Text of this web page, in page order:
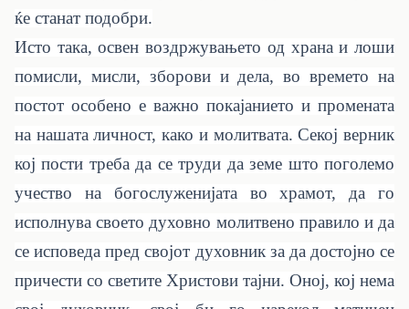
ќе станат подобри.
Исто така, освен воздржувањето од храна и лоши
помисли, мисли, зборови и дела, во времето на
постот особено е важно покајанието и промената
на нашата личност, како и молитвата. Секој верник
кој пости треба да се труди да земе што поголемо
учество на богослуженијата во храмот, да го
исполнува своето духовно молитвено правило и да
се исповеда пред својот духовник за да достојно се
причести со светите Христови тајни. Оној, кој нема